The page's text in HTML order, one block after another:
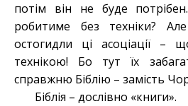
потім він не буде
робитиме без техніки?
остогидли ці асоціації
технікою! Бо тут їх
справжню Біблію – замість
Біблія – дослівно «книги».